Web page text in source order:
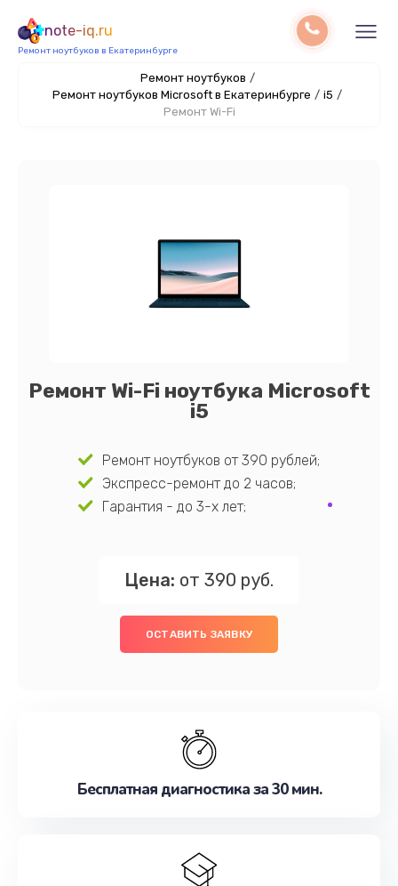
note-iq.ru
Ремонт ноутбуков в Екатеринбурге
Ремонт ноутбуков /
Ремонт ноутбуков Microsoft в Екатеринбурге / i5 /
Ремонт Wi-Fi
Ремонт Wi-Fi ноутбука Microsoft
i5
Ремонт ноутбуков от 390 рублей;
Экспресс-ремонт до 2 часов;
Гарантия - до 3-х лет;
Цена: от 390 руб.
ОСТАВИТЬ ЗАЯВКУ
Бесплатная диагностика за 30 мин.